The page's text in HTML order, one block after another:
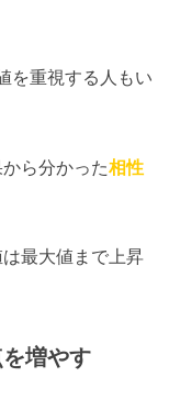
を重視する人もい
ら分かった相性
最大値まで上昇
増やす